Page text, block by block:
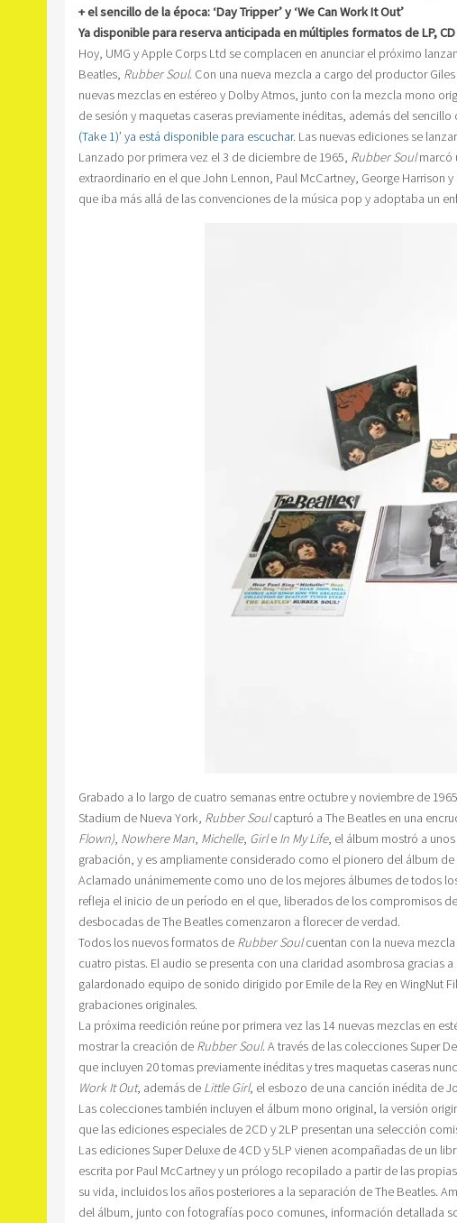
+ el sencillo de la época: ‘Day Tripper’ y ‘We Can Work It Out’
Ya disponible para reserva anticipada en múltiples formatos de LP, CD
Hoy, UMG y Apple Corps Ltd se complacen en anunciar el próximo
Beatles, Rubber Soul. Con una nueva mezcla a cargo del productor
nuevas mezclas en estéreo y Dolby Atmos, junto con la mezcla mono
de sesión y maquetas caseras previamente inéditas, además del
(Take 1)’ ya está disponible para escuchar. Las nuevas ediciones se
Lanzado por primera vez el 3 de diciembre de 1965, Rubber Soulmarcó
extraordinario en el que John Lennon, Paul McCartney, George
que iba más allá de las convenciones de la música pop y adoptaba un
Grabado a lo largo de cuatro semanas entre octubre y noviembre de
Stadium de Nueva York, Rubber Soulcapturó a The Beatles en una
Flown), Nowhere Man, Michelle, Girle In My Life, el álbum mostró a
grabación, y es ampliamente considerado como el pionero del álbum
Aclamado unánimemente como uno de los mejores álbumes de todos
refleja el inicio de un período en el que, liberados de los compromisos
desbocadas de The Beatles comenzaron a florecer de verdad.
Todos los nuevos formatos de Rubber Soulcuentan con la nueva
cuatro pistas. El audio se presenta con una claridad asombrosa gracias
galardonado equipo de sonido dirigido por Emile de la Rey en WingNut
grabaciones originales.
La próxima reedición reúne por primera vez las 14 nuevas mezclas en
mostrar la creación de Rubber Soul. A través de las colecciones Super
que incluyen 20 tomas previamente inéditas y tres maquetas caseras
Work It Out, además de Little Girl, el esbozo de una canción inédita de
Las colecciones también incluyen el álbum mono original, la versión
que las ediciones especiales de 2CD y 2LP presentan una selección
Las ediciones Super Deluxe de 4CD y 5LP vienen acompañadas de un
escrita por Paul McCartney y un prólogo recopilado a partir de las
su vida, incluidos los años posteriores a la separación de The Beatles.
del álbum, junto con fotografías poco comunes, información detallada